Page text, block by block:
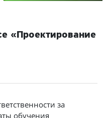
«Проектирование
за
обучения